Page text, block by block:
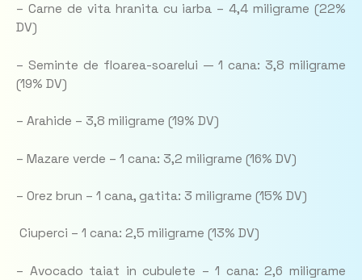
– Carne de vita hranita cu iarba – 4,4 miligrame (22%
DV)
– Seminte de floarea-soarelui — 1 cana: 3,8 miligrame
(19% DV)
– Arahide – 3,8 miligrame (19% DV)
– Mazare verde – 1 cana: 3,2 miligrame (16% DV)
– Orez brun – 1 cana, gatita: 3 miligrame (15% DV)
Ciuperci – 1 cana: 2,5 miligrame (13% DV)
– Avocado taiat in cubulete – 1 cana: 2,6 miligrame